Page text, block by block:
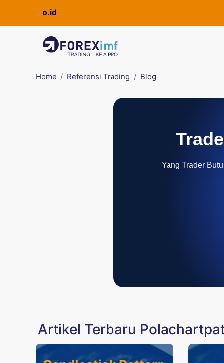
Home Referensi Trading Blog
Yang Trader
Artikel Terbaru